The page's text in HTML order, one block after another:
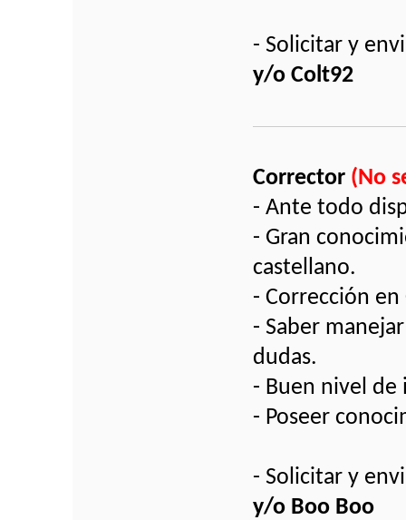
- Solicitar y
y/o Colt92
Corrector (No
- Ante todo
- Gran
castellano.
- Corrección en
- Saber
dudas.
- Buen nivel de
- Poseer
- Solicitar y
y/o Boo Boo